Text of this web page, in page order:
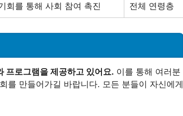
회를 통해 사회 참여 촉진 전체 연령층
프로그램을 제공하고 있어요. 이를 통해 여러분
를 만들어가길 바랍니다. 모든 분들이 자신에게